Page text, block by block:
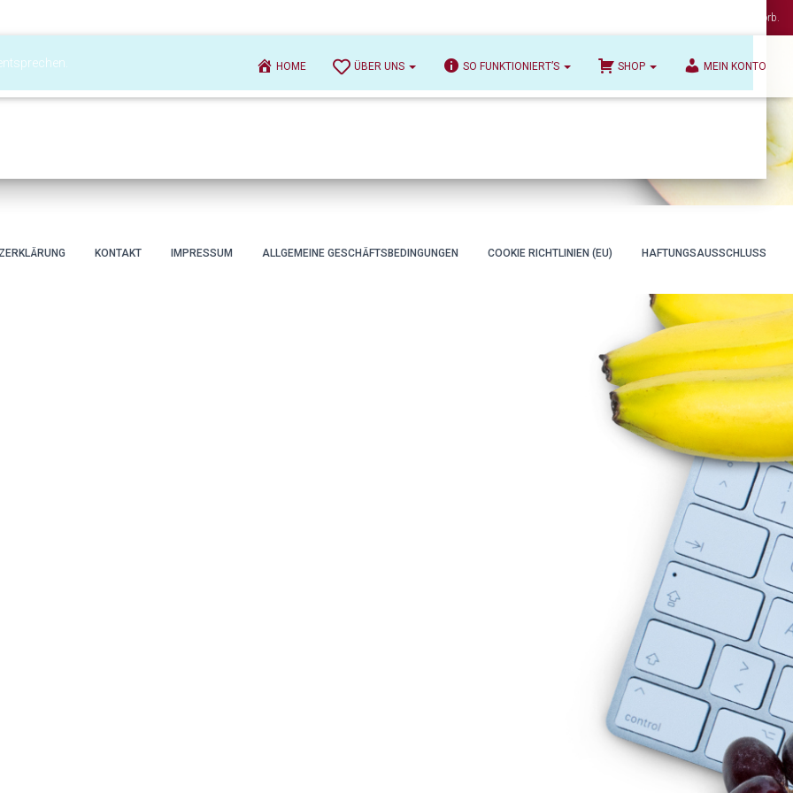
Es befinden sich keine Produkte im Warenkorb.
HOME ÜBER UNS SO FUNKTIONIERT’S SHOP MEIN KONTO
KONTAKT IMPRESSUM ALLGEMEINE GESCHÄFTSBEDINGUNGEN COOKIE RICHTLINIEN (EU) HAFTUNGSAUSSCHLUSS